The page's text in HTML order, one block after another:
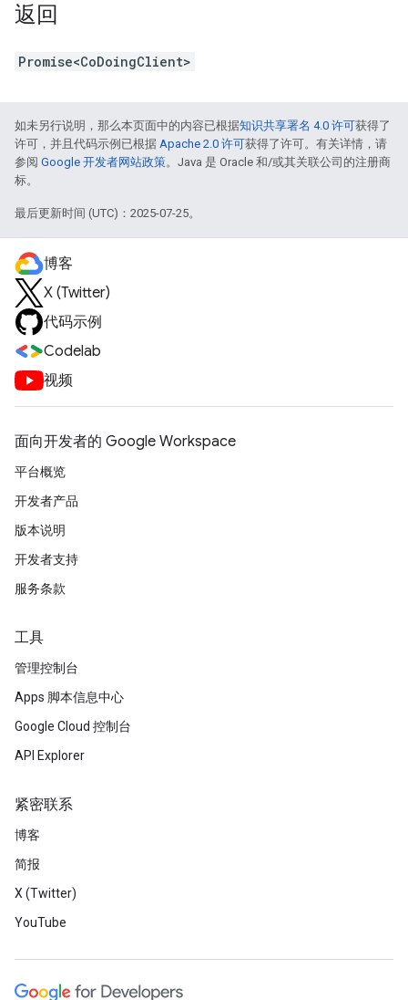
返回
Promise<CoDoingClient>
如未另行说明，那么本页面中的内容已根据知识共享署名 4.0 许可获得了
许可，并且代码示例已根据 Apache 2.0 许可获得了许可。有关详情，请
参阅 Google 开发者网站政策。Java 是 Oracle 和/或其关联公司的注册商
标。
最后更新时间 (UTC)：2025-07-25。
博客
X (Twitter)
代码示例
Codelab
视频
面向开发者的 Google Workspace
平台概览
开发者产品
版本说明
开发者支持
服务条款
工具
管理控制台
Apps 脚本信息中心
Google Cloud 控制台
API Explorer
紧密联系
博客
简报
X (Twitter)
YouTube